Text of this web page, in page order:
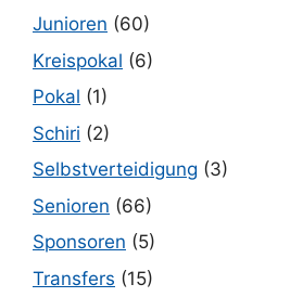
Junioren (60)
Kreispokal (6)
Pokal (1)
Schiri (2)
Selbstverteidigung (3)
Senioren (66)
Sponsoren (5)
Transfers (15)